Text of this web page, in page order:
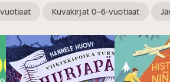
Kuvakirjat 0–6-vuotiaat